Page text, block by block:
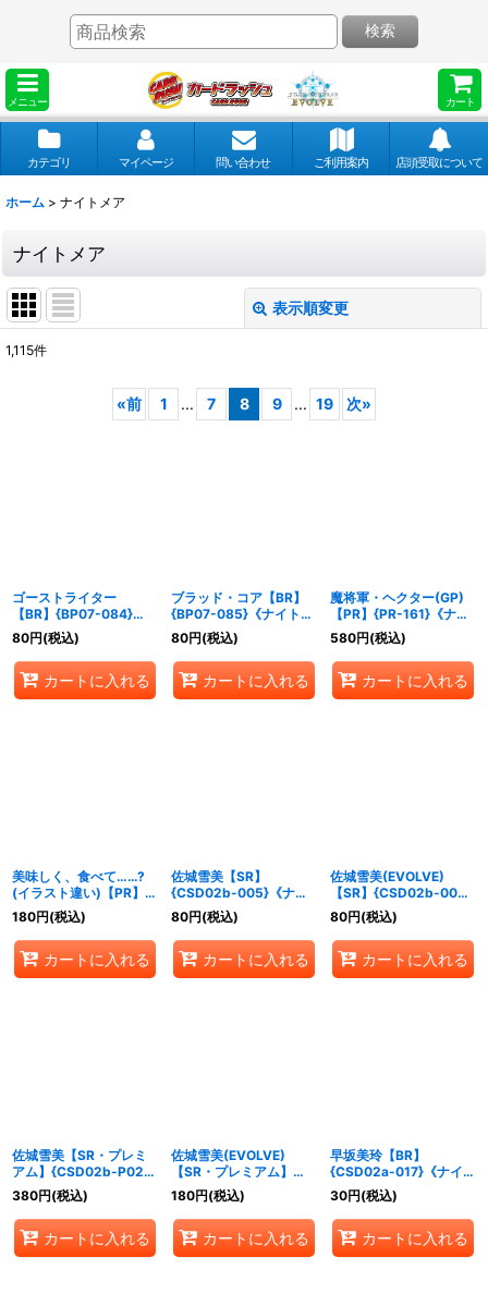
メニュー カート
検索
カテゴリ マイページ 問い合わせ ご利用案内 店頭受取について
ホーム > ナイトメア
ナイトメア
表示順変更
1,115件
«前 1 ... 7 8 9 ... 19 次»
ゴーストライター
【BR】{BP07-084}
《ナイトメア》
80円(税込)
カートに入れる
ブラッド・コア【BR】
{BP07-085}《ナイトメ
ア》
80円(税込)
カートに入れる
魔将軍・ヘクター(GP)
【PR】{PR-161}《ナイ
トメア》
580円(税込)
カートに入れる
美味しく、食べて……?
(イラスト違い)【PR】
{PR-149}《ナイトメ
ア》
180円(税込)
カートに入れる
佐城雪美【SR】
{CSD02b-005}《ナイ
トメア》
80円(税込)
カートに入れる
佐城雪美(EVOLVE)
【SR】{CSD02b-006}
《ナイトメア》
80円(税込)
カートに入れる
佐城雪美【SR・プレミ
アム】{CSD02b-P02}
《ナイトメア》
380円(税込)
カートに入れる
佐城雪美(EVOLVE)
【SR・プレミアム】
{CSD02b-P03}《ナイ
トメア》
180円(税込)
カートに入れる
早坂美玲【BR】
{CSD02a-017}《ナイト
メア》
30円(税込)
カートに入れる